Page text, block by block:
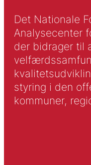
Det Nationale
Analysecenter
der bidrager til
styring i den
kommuner,